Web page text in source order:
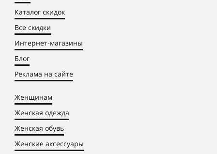
Каталог скидок
Все скидки
Интернет-магазины
Блог
Реклама на сайте
Женщинам
Женская одежда
Женская обувь
Женские аксессуары